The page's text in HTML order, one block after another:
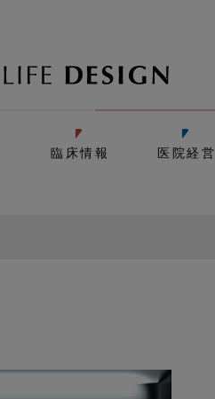
臨床情報 医院経営